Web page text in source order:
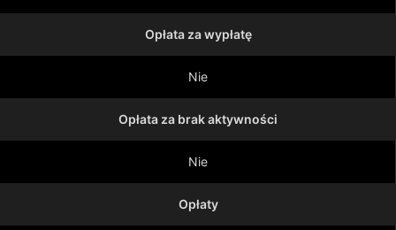
Opłata za wypłatę
Nie
Opłata za brak aktywności
Nie
Opłaty